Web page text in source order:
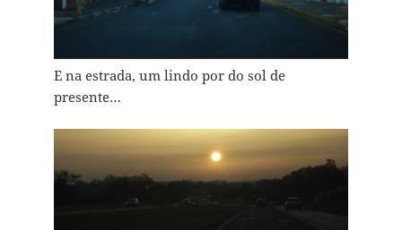
E na estrada, um lindo por do sol de
presente…